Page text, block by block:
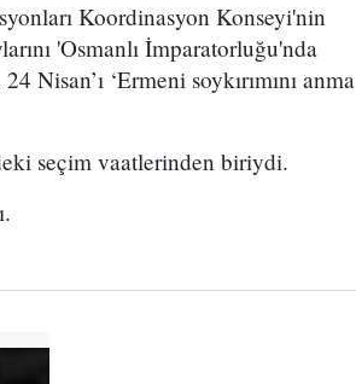
Koordinasyon Konseyi'nin
'Osmanlı İmparatorluğu'nda
Nisan’ı ‘Ermeni soykırımını anma
seçim vaatlerinden biriydi.